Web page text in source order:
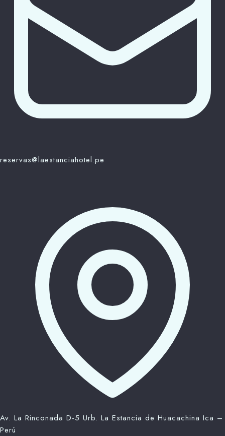
reservas@laestanciahotel.pe
Av. La Rinconada D-5 Urb. La Estancia de Huacachina Ica –
Perú